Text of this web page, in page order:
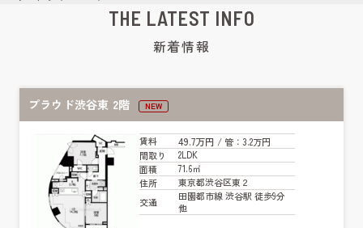
THE LATEST INFO
新着情報
プラウド渋谷東 2階 NEW
賃料 49.7万円 / 管：3.2万円
間取り
2LDK
面積
71.6㎡
住所
東京都渋谷区東２
交通
田園都市線 渋谷駅 徒歩9分
他